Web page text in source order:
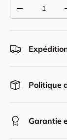
Diminuer la
Politique
Garantie